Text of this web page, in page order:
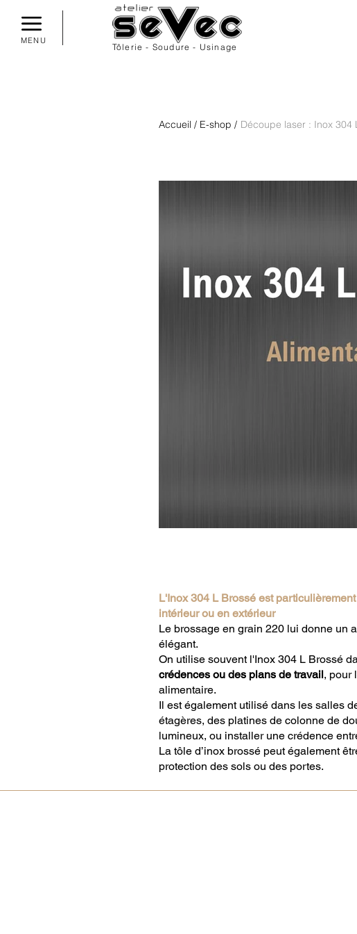
MENU
Tôlerie - Soudure - Usinage
Accueil / E-shop / Découpe laser : Inox 304
L'Inox 304 L Brossé est
intérieur ou en extérieur
Le brossage en grain 220 lui donne un
élégant.
On utilise souvent l'Inox 304 L Brossé
crédences ou des plans de travail, pour
alimentaire.
Il est également utilisé dans les salles
étagères, des platines de colonne de
lumineux, ou installer une crédence
La tôle d’inox brossé peut également
protection des sols ou des portes.